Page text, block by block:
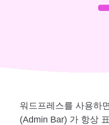
워드프레스를 사용하
(Admin Bar) 가 항상